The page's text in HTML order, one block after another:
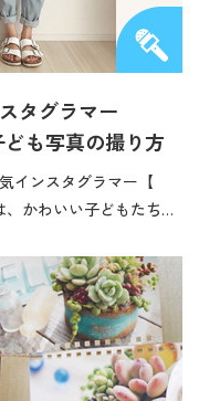
タグラマー
も写真の撮り方
インスタグラマー【
、かわいい子どもたち…